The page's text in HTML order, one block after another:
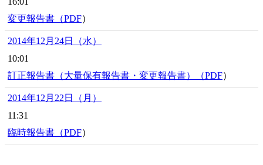
変更報告書（PDF）
2014年12月24日（水）
10:01
訂正報告書（大量保有報告書・変更報告書）（PDF）
2014年12月22日（月）
11:31
臨時報告書（PDF）